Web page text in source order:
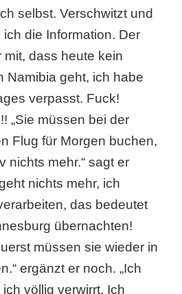
selbst. Verschwitzt und
die Information. Der
mit, dass heute kein
Namibia geht, ich habe
verpasst. Fuck!
„Sie müssen bei der
Flug für Morgen buchen,
nichts mehr.“ sagt er
nichts mehr, ich
das bedeutet
übernachten!
müssen sie wieder in
ergänzt er noch. „Ich
völlig verwirrt. Ich